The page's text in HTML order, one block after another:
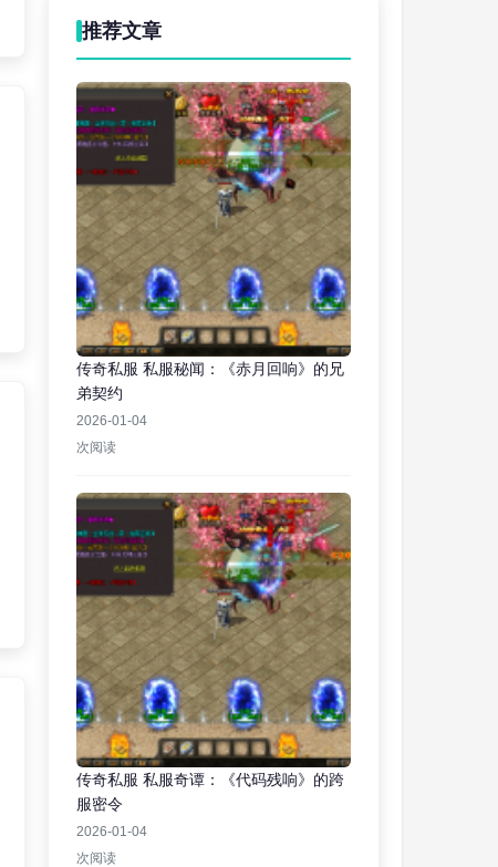
推荐文章
传奇私服 私服秘闻：《赤月回响》的兄
弟契约
2026-01-04
次阅读
传奇私服 私服奇谭：《代码残响》的跨
服密令
2026-01-04
次阅读